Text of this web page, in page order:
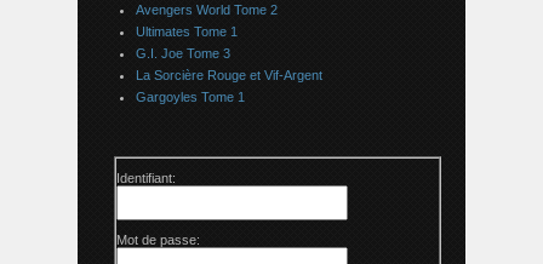
Avengers World Tome 2
Ultimates Tome 1
G.I. Joe Tome 3
La Sorcière Rouge et Vif-Argent
Gargoyles Tome 1
Identifiant:
Mot de passe: